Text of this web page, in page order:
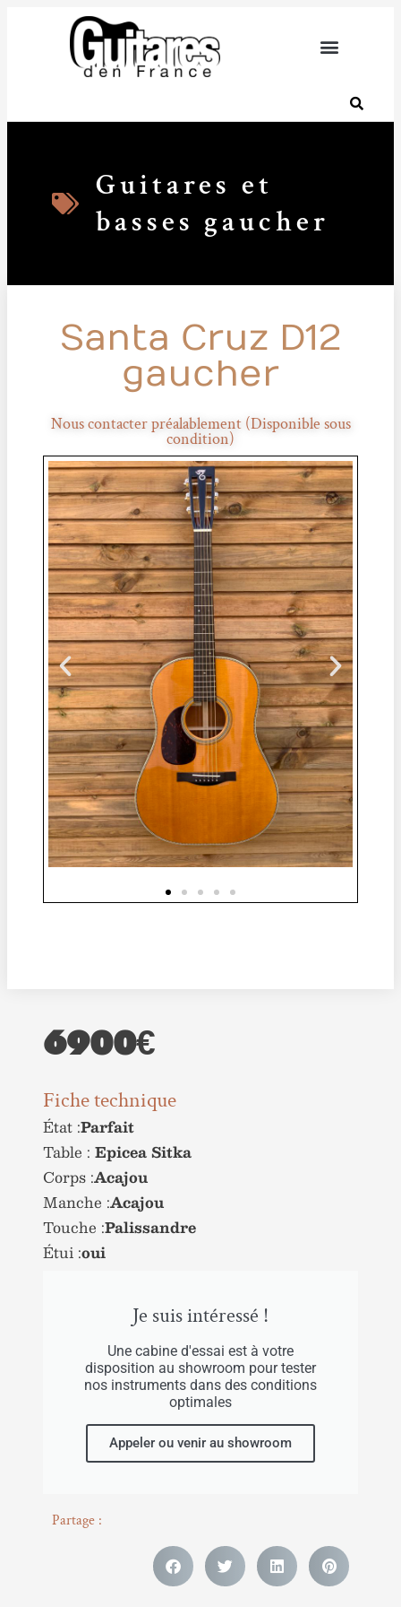
Guitares et
basses gaucher
Santa Cruz D12
gaucher
Nous contacter préalablement (Disponible sous
condition)
6900€
Fiche technique
État :Parfait
Table : Epicea Sitka
Corps :Acajou
Manche :Acajou
Touche :Palissandre
Étui :oui
Je suis intéressé !
Une cabine d'essai est à votre
disposition au showroom pour tester
nos instruments dans des conditions
optimales
Appeler ou venir au showroom
Partage :